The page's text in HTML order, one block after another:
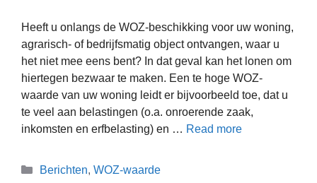
Heeft u onlangs de WOZ-beschikking voor uw woning,
agrarisch- of bedrijfsmatig object ontvangen, waar u
het niet mee eens bent? In dat geval kan het lonen om
hiertegen bezwaar te maken. Een te hoge WOZ-
waarde van uw woning leidt er bijvoorbeeld toe, dat u
te veel aan belastingen (o.a. onroerende zaak,
inkomsten en erfbelasting) en … Read more
Berichten, WOZ-waarde